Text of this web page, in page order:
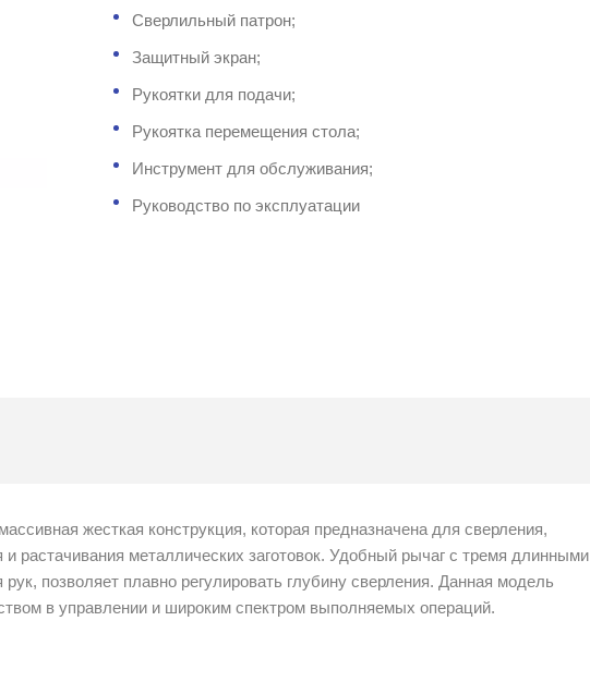
Сверлильный патрон;
Защитный экран;
Рукоятки для подачи;
Рукоятка перемещения стола;
Инструмент для обслуживания;
Руководство по эксплуатации
жесткая конструкция, которая предназначена для сверления,
растачивания металлических заготовок. Удобный рычаг с тремя длинными
позволяет плавно регулировать глубину сверления. Данная модель
в управлении и широким спектром выполняемых операций.